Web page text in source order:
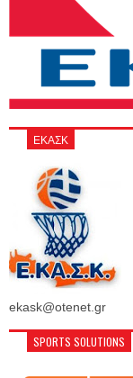
ΕΚΑΣΚ
ekask@otenet.gr
SPORTS SOLUTIONS